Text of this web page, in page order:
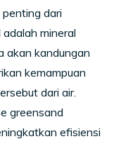
dari
mineral
akan kandungan
kemampuan
dari air.
greensand
efisiensi